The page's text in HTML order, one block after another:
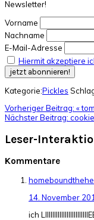
Newsletter!
Vorname
Nachname
E-Mail-Adresse
Hiermit akzeptiere
Kategorie:Pickles
Vorheriger Beitrag: «
Nächster Beitrag:
Leser-
Kommentare
14. November
ich